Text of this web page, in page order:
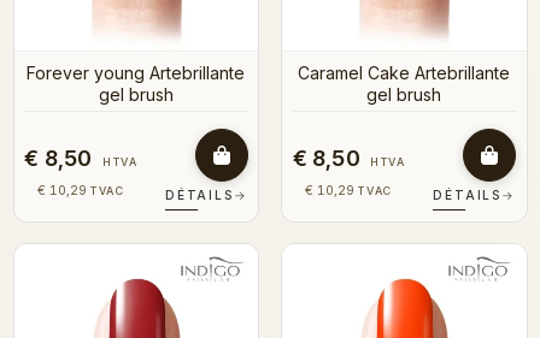
Forever young Artebrillante
gel brush
€ 8,50 HTVA
€ 10,29 TVAC DÉTAILS →
Caramel Cake Artebrillante
gel brush
€ 8,50 HTVA
€ 10,29 TVAC DÉTAILS →